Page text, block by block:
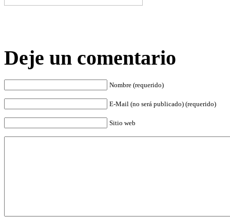
Deje un comentario
Nombre (requerido)
E-Mail (no será publicado) (requerido)
Sitio web